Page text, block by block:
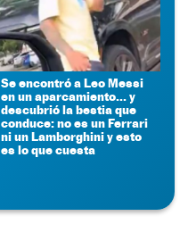
Se encontró a Leo Messi
en un aparcamiento... y
descubrió la bestia que
conduce: no es un Ferrari
ni un Lamborghini y esto
es lo que cuesta